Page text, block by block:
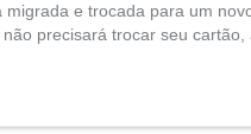
e trocada para um
precisará trocar seu cartão,